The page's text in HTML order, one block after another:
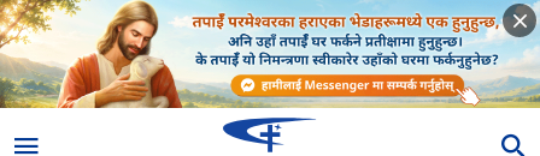
जसले सिक्दैनन् र अनजान रहन्छन्: के तिनीहरू पशुहरू होइनन् र?